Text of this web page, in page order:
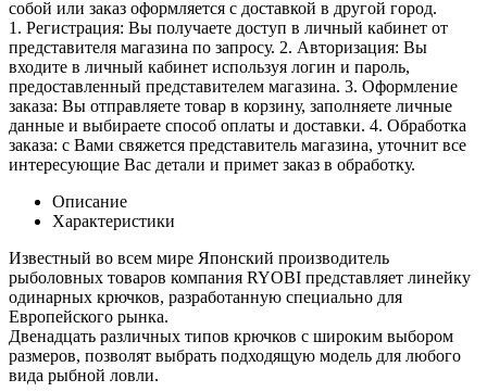
собой или заказ оформляется с доставкой в другой город.
1. Регистрация: Вы получаете доступ в личный кабинет от
представителя магазина по запросу. 2. Авторизация: Вы
входите в личный кабинет используя логин и пароль,
предоставленный представителем магазина. 3. Оформление
заказа: Вы отправляете товар в корзину, заполняете личные
данные и выбираете способ оплаты и доставки. 4. Обработка
заказа: с Вами свяжется представитель магазина, уточнит все
интересующие Вас детали и примет заказ в обработку.
Описание
Характеристики
Известный во всем мире Японский производитель
рыболовных товаров компания RYOBI представляет линейку
одинарных крючков, разработанную специально для
Европейского рынка.
Двенадцать различных типов крючков с широким выбором
размеров, позволят выбрать подходящую модель для любого
вида рыбной ловли.